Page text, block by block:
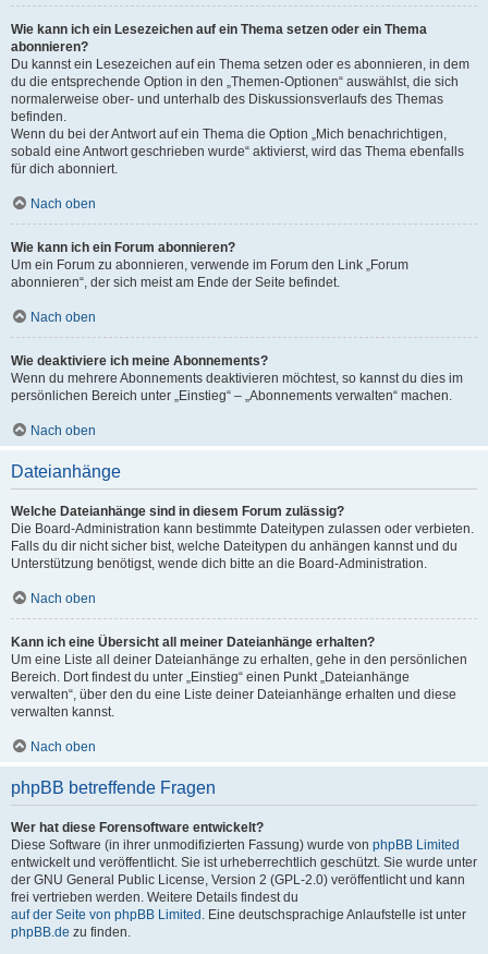
Wie kann ich ein Lesezeichen auf ein Thema setzen oder ein Thema
abonnieren?
Du kannst ein Lesezeichen auf ein Thema setzen oder es abonnieren, in dem
du die entsprechende Option in den „Themen-Optionen“ auswählst, die sich
normalerweise ober- und unterhalb des Diskussionsverlaufs des Themas
befinden.
Wenn du bei der Antwort auf ein Thema die Option „Mich benachrichtigen,
sobald eine Antwort geschrieben wurde“ aktivierst, wird das Thema ebenfalls
für dich abonniert.
Nach oben
Wie kann ich ein Forum abonnieren?
Um ein Forum zu abonnieren, verwende im Forum den Link „Forum
abonnieren“, der sich meist am Ende der Seite befindet.
Nach oben
Wie deaktiviere ich meine Abonnements?
Wenn du mehrere Abonnements deaktivieren möchtest, so kannst du dies im
persönlichen Bereich unter „Einstieg“ – „Abonnements verwalten“ machen.
Nach oben
Dateianhänge
Welche Dateianhänge sind in diesem Forum zulässig?
Die Board-Administration kann bestimmte Dateitypen zulassen oder verbieten.
Falls du dir nicht sicher bist, welche Dateitypen du anhängen kannst und du
Unterstützung benötigst, wende dich bitte an die Board-Administration.
Nach oben
Kann ich eine Übersicht all meiner Dateianhänge erhalten?
Um eine Liste all deiner Dateianhänge zu erhalten, gehe in den persönlichen
Bereich. Dort findest du unter „Einstieg“ einen Punkt „Dateianhänge
verwalten“, über den du eine Liste deiner Dateianhänge erhalten und diese
verwalten kannst.
Nach oben
phpBB betreffende Fragen
Wer hat diese Forensoftware entwickelt?
Diese Software (in ihrer unmodifizierten Fassung) wurde von phpBB Limited
entwickelt und veröffentlicht. Sie ist urheberrechtlich geschützt. Sie wurde unter
der GNU General Public License, Version 2 (GPL-2.0) veröffentlicht und kann
frei vertrieben werden. Weitere Details findest du
auf der Seite von phpBB Limited . Eine deutschsprachige Anlaufstelle ist unter
phpBB.de zu finden.